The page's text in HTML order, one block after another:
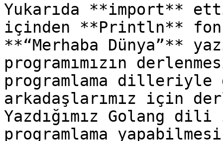
Yukarıda **import**
içinden **Println**
**“Merhaba Dünya”**
programımızın
programlama dilleriyle
arkadaşlarımız için
Yazdığımız Golang
programlama